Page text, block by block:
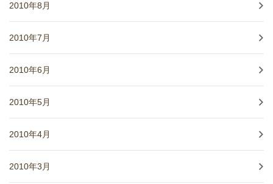
2010年8月
2010年7月
2010年6月
2010年5月
2010年4月
2010年3月